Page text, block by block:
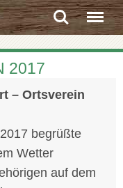
SearchMenu
2017
– Ortsverein
begrüßte
Wetter
auf dem